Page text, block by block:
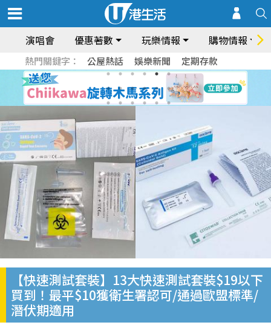
演唱會 優惠著數 玩樂情報 購物情報
熱門關鍵字： 公屋熱話 娛樂新聞 定期存款
【快速測試套裝】13大快速測試套裝$19以下
買到！最平$10獲衛生署認可/通過歐盟標準/
潛伏期適用